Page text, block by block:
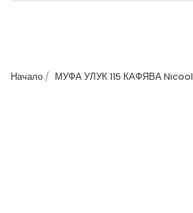
Начало МУФА УЛУК 115 КАФЯВА Nicool